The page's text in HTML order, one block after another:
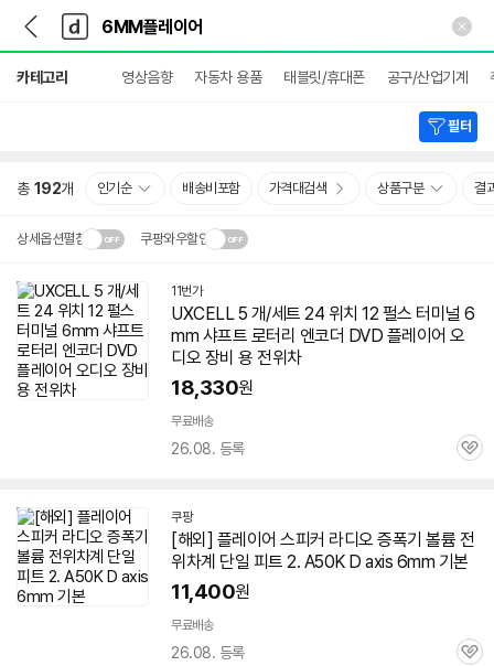
다
나
와
가
기
다
와
메
인
카테고리 영상음향 자동차 용품 태블릿/휴대폰 공구/산업기계
필터
총 192개 인기순 배송비포함 가격대검색 상품구분 결
상세옵션펼침 쿠팡와우할인
설치 환경·지역에 따라
배송·설치비가 달라집니다.닫
기
11번가
UXCELL 5 개/세트 24 위치 12 펄스 터미널 6
mm 샤프트 로터리 엔코더 DVD 플레이어 오
디오 장비 용 전위차
18,330원
무료배송
26.08. 등록
관
쿠팡
[해외] 플레이어 스피커 라디오 증폭기 볼륨 전
위차계 단일 피트 2. A50K D axis 6mm 기본
11,400원
무료배송
26.08. 등록
관